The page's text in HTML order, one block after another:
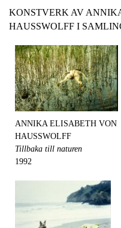
KONSTVERK AV
HAUSSWOLFF I
ANNIKA ELISABETH VON
HAUSSWOLFF
Tillbaka till naturen
1992